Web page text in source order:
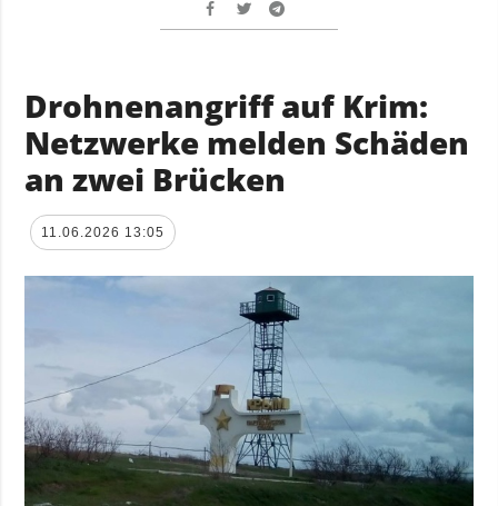
Drohnenangriff auf Krim:
Netzwerke melden Schäden
an zwei Brücken
11.06.2026 13:05